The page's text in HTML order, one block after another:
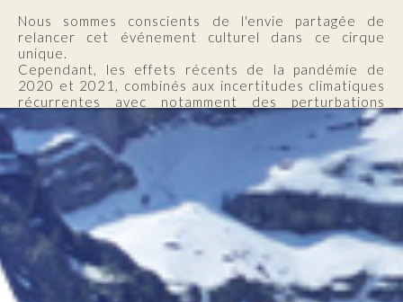
Nous sommes conscients de l'envie partagée de
relancer cet événement culturel dans ce cirque
unique.
Cependant, les effets récents de la pandémie de
2020 et 2021, combinés aux incertitudes climatiques
récurrentes avec notamment des perturbations
orageuses calamiteuses en 2022, et aux enjeux
environnementaux liés à la haute valeur patrimoniale
d’un site aussi précieux, nous obligent à repenser la
manière dont cet événement d'envergure est
organisé, après tant d'années.
Ces conditions imposent d’envisager une gouvernance
nouvelle de festival en l’ancrant dans une action
territoriale volontariste, capable de répondre au
mieux aux transitions et défis actuels et futurs pour
ces montagnes et aux attentes des habitants et des
publics.